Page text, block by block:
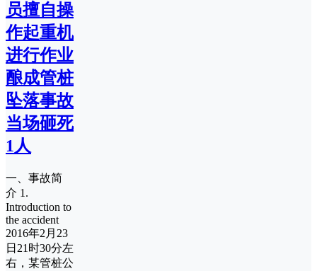
员擅自操
作起重机
进行作业
酿成管桩
坠落事故
当场砸死
1人
一、事故简
介 1.
Introduction to
the accident
2016年2月23
日21时30分左
右，某管桩公